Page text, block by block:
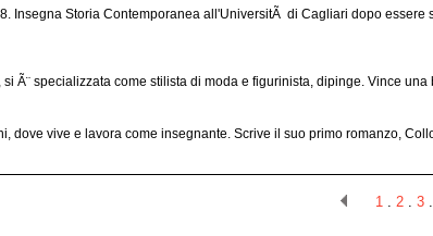
Insegna Storia Contemporanea all'UniversitÃ di Cagliari dopo
Ã¨ specializzata come stilista di moda e figurinista, dipinge. Vince
dove vive e lavora come insegnante. Scrive il suo primo romanzo,
1 2 3